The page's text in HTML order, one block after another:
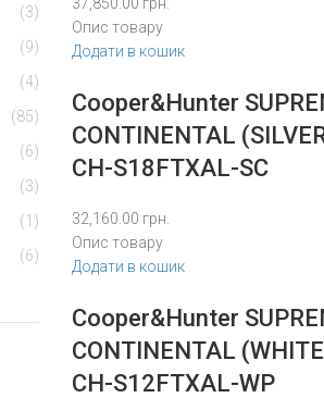
(3)
(9)
(4)
(85)
(6)
(3)
(1)
(6)
Опис товару
Додати в кошик
Cooper&Hunter
CONTINENTAL
CH-S18FTXAL-SC
32,160.00 грн.
Опис товару
Додати в кошик
Cooper&Hunter
CONTINENTAL
CH-S12FTXAL-WP